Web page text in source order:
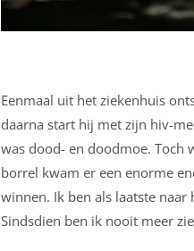
Eenmaal uit het ziekenhuis
daarna start hij met zijn hiv-
was dood- en doodmoe. Toch
borrel kwam er een enorme
winnen. Ik ben als laatste naar
Sindsdien ben ik nooit meer